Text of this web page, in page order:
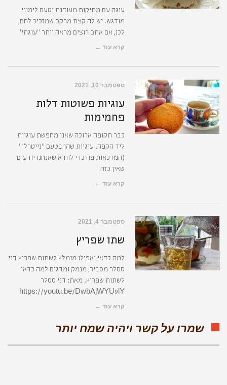
עוגה עם מתיקות מעודנת וטעם לימוני
מודגש. יש לה קצת מרקם שמזכיר לחם,
לכן, אם אתם רוצים מראה יותר "עוגתי"
קרא עוד ←
ספטמבר 10, 2021
עוגיות פשוטות דלות
פחמימות
כבר תקופה ארוכה שאני מחפשת עוגיות
ליד הקפה. עוגיות שהן בטעם "נייטרלי"
(המרכאות פה כדי לוודא שאנחנו יודעים
שאין כזה
קרא עוד ←
ספטמבר 4, 2021
שתו שפריץ
למה כדאי ואפילו מומלץ לשתות שפריץ דני
ססלר מסביר, מנמק ומדגים למה כדאי
לשתות שפריץ. מאת: דני ססלר
https://youtu.be/DwbAjWYU9lY
קרא עוד ←
שמרו על קשר ויהיה שמח יותר